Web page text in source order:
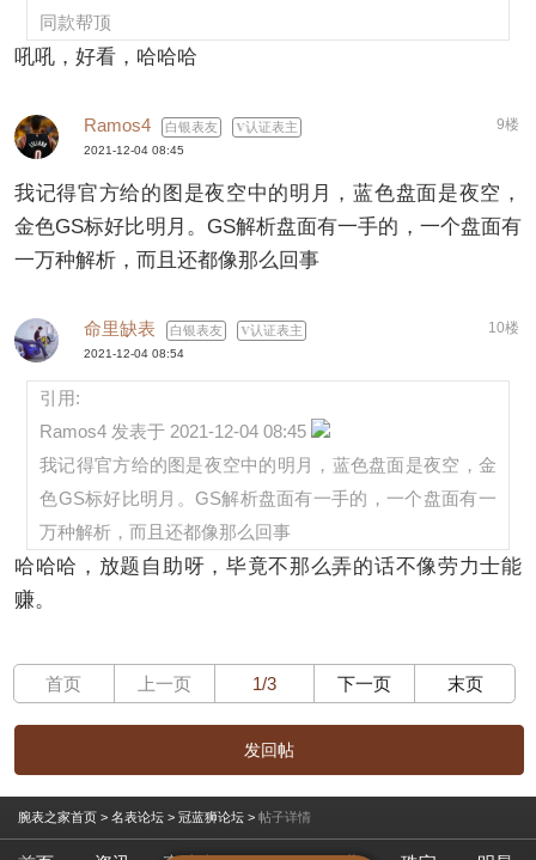
同款帮顶
吼吼，好看，哈哈哈
Ramos4 白银表友 认证表主 9楼
2021-12-04 08:45
我记得官方给的图是夜空中的明月，蓝色盘面是夜空，
金色GS标好比明月。GS解析盘面有一手的，一个盘面有
一万种解析，而且还都像那么回事
命里缺表 白银表友 认证表主 10楼
2021-12-04 08:54
引用:
Ramos4 发表于 2021-12-04 08:45
我记得官方给的图是夜空中的明月，蓝色盘面是夜空，金
色GS标好比明月。GS解析盘面有一手的，一个盘面有一
万种解析，而且还都像那么回事
哈哈哈，放题自助呀，毕竟不那么弄的话不像劳力士能
赚。
首页 上一页 1/3 下一页 末页
发回帖
腕表之家首页 > 名表论坛 > 冠蓝狮论坛 > 帖子详情